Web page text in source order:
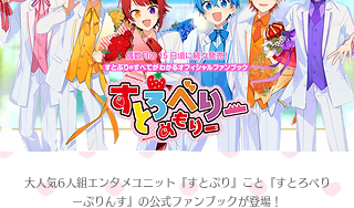
大人気6人組エンタメユニット『すとぷり』こと『すとろべり
ーぷりんす』の公式ファンブックが登場！